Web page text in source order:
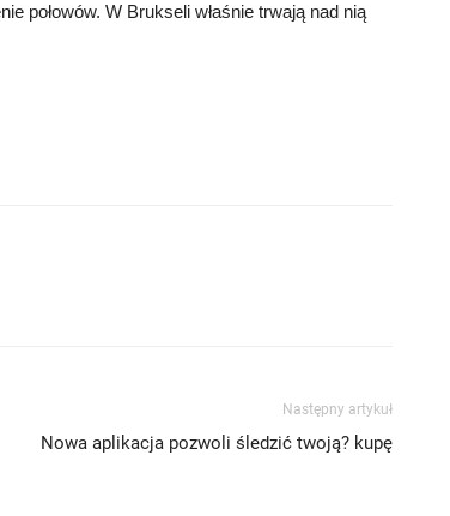
połowów. W Brukseli właśnie trwają nad nią
Następny artykuł
Nowa aplikacja pozwoli śledzić twoją? kupę